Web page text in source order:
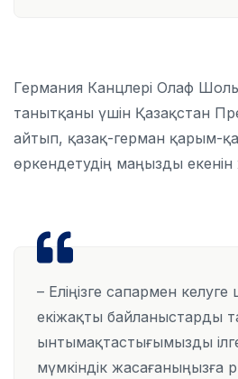
Германия Канцлері Олаф
танытқаны үшін Қазақстан
айтып, қазақ-герман қарым-
өркендетудің маңызды екенін
– Еліңізге сапармен
екіжақты байланыстарды
ынтымақтастығымызды
мүмкіндік